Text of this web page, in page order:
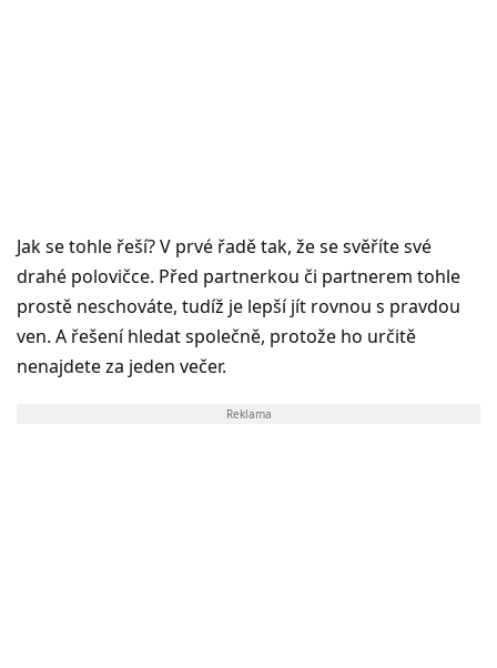
Jak se tohle řeší? V prvé řadě tak, že se svěříte své
drahé polovičce. Před partnerkou či partnerem tohle
prostě neschováte, tudíž je lepší jít rovnou s pravdou
ven. A řešení hledat společně, protože ho určitě
nenajdete za jeden večer.
Reklama